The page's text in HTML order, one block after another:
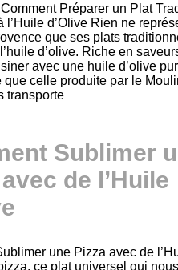
Préparer un Plat
l’Huile d’Olive Rien ne
que ses plats
d’olive. Riche en
avec une huile d’olive
que celle produite par le
transporte
Sublimer
de l’Huile
une Pizza avec de
ce plat universel qui